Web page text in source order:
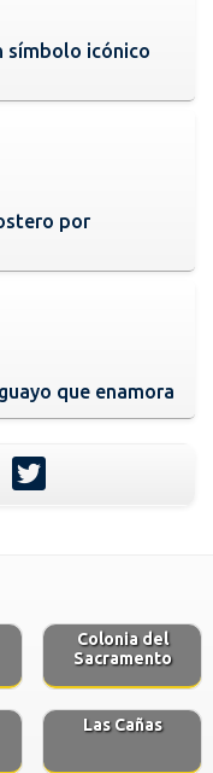
símbolo icónico
por
que enamora
Colonia del
Sacramento
Las Cañas